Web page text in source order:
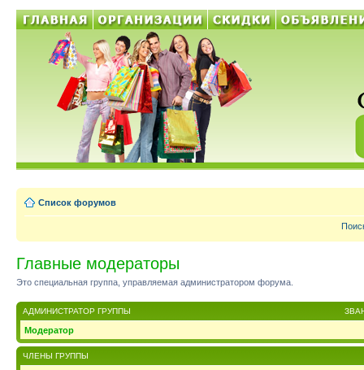
Список форумов
Главные модераторы
Это специальная группа, управляемая администратором форума.
АДМИНИСТРАТОР ГРУППЫ
Модератор
ЧЛЕНЫ ГРУППЫ